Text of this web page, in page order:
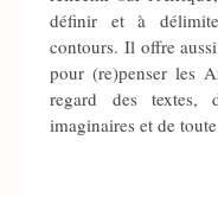
définir et à
contours. Il offre
pour (re)penser les
regard des textes,
imaginaires et de